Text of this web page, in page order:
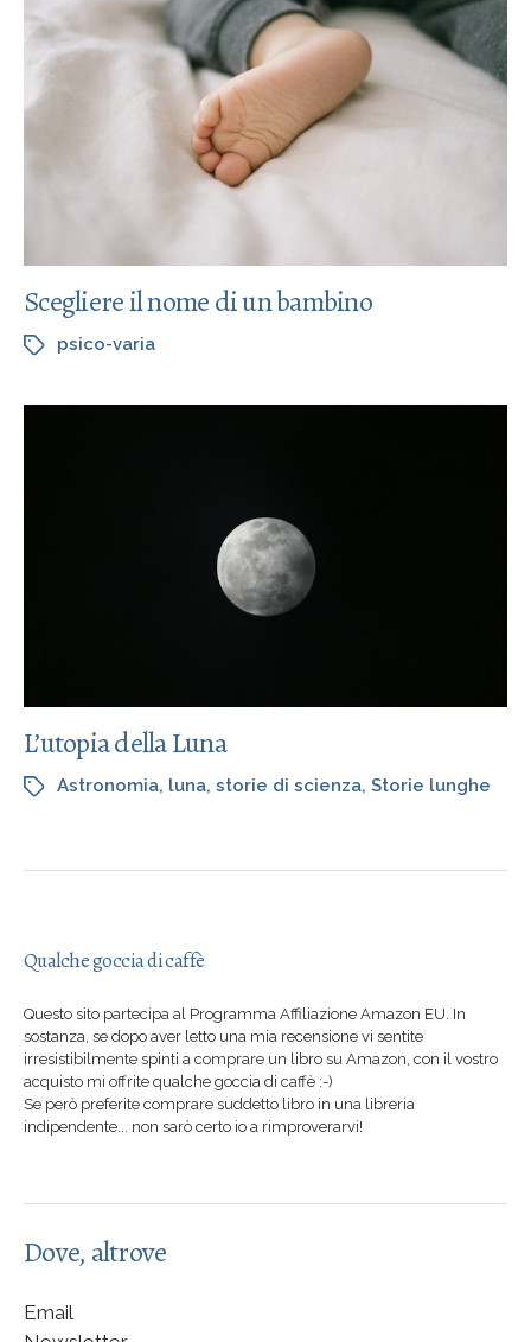
Scegliere il nome di un bambino
psico-varia
L’utopia della Luna
Astronomia, luna, storie di scienza, Storie lunghe
Qualche goccia di caffè
Questo sito partecipa al Programma Affiliazione Amazon EU. In
sostanza, se dopo aver letto una mia recensione vi sentite
irresistibilmente spinti a comprare un libro su Amazon, con il vostro
acquisto mi offrite qualche goccia di caffè :-)
Se però preferite comprare suddetto libro in una libreria
indipendente... non sarò certo io a rimproverarvi!
Dove, altrove
Email